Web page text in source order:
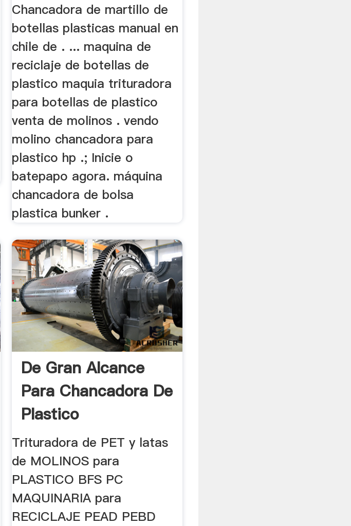
Chancadora de martillo de
botellas plasticas manual en
chile de . ... maquina de
reciclaje de botellas de
plastico maquia trituradora
para botellas de plastico
venta de molinos . vendo
molino chancadora para
plastico hp .; Inicie o
batepapo agora. máquina
chancadora de bolsa
plastica bunker .
De Gran Alcance
Para Chancadora De
Plastico
Trituradora de PET y latas
de MOLINOS para
PLASTICO BFS PC
MAQUINARIA para
RECICLAJE PEAD PEBD